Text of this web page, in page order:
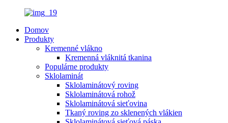
Domov
Produkty
Kremenné vlákno
Kremenná vláknitá tkanina
Populárne produkty
Sklolaminát
Sklolaminátový roving
Sklolaminátová rohož
Sklolaminátová sieťovina
Tkaný roving zo sklenených vlákien